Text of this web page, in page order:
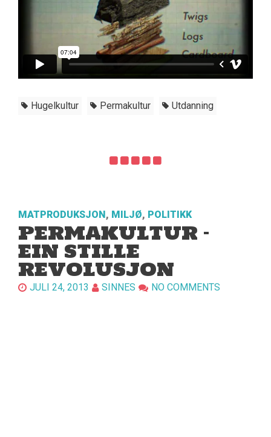
Hugelkultur Permakultur Utdanning
MATPRODUKSJON, MILJØ, POLITIKK
PERMAKULTUR –
EIN STILLE
REVOLUSJON
JULI 24, 2013 SINNES NO COMMENTS